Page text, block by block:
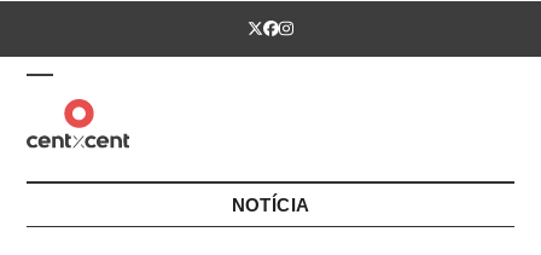
Twitter
Facebook
Instagram
Open
mobile
menu
Close
mobile
menu
NOTÍCIA